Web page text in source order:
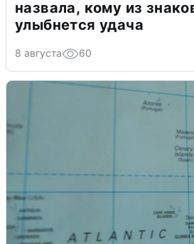
назвала, кому из
улыбнется удача
8 августа 60